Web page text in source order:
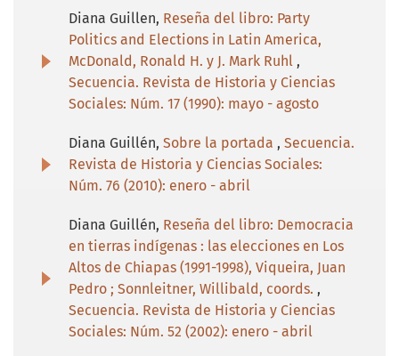
Diana Guillen, Reseña del libro: Party
Politics and Elections in Latin America,
McDonald, Ronald H. y J. Mark Ruhl ,
Secuencia. Revista de Historia y Ciencias
Sociales: Núm. 17 (1990): mayo - agosto
Diana Guillén, Sobre la portada , Secuencia.
Revista de Historia y Ciencias Sociales:
Núm. 76 (2010): enero - abril
Diana Guillén, Reseña del libro: Democracia
en tierras indígenas : las elecciones en Los
Altos de Chiapas (1991-1998), Viqueira, Juan
Pedro ; Sonnleitner, Willibald, coords. ,
Secuencia. Revista de Historia y Ciencias
Sociales: Núm. 52 (2002): enero - abril